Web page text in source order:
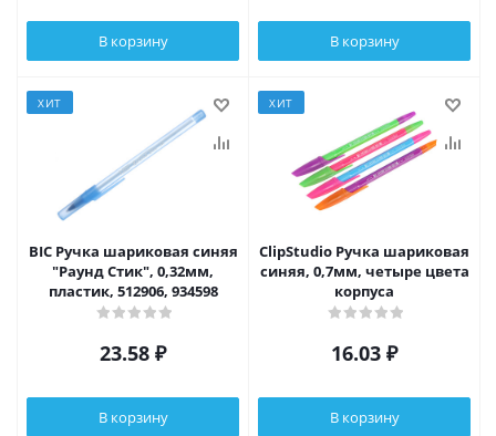
В корзину В корзину
ХИТ
BIC Ручка шариковая синяя
"Раунд Стик", 0,32мм,
пластик, 512906, 934598
23.58 ₽
В корзину
ХИТ
ClipStudio Ручка шариковая
синяя, 0,7мм, четыре цвета
корпуса
16.03 ₽
В корзину